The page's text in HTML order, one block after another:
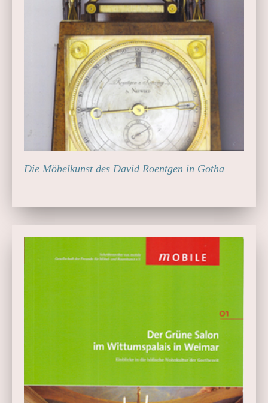
Die Möbelkunst des David Roentgen in Gotha